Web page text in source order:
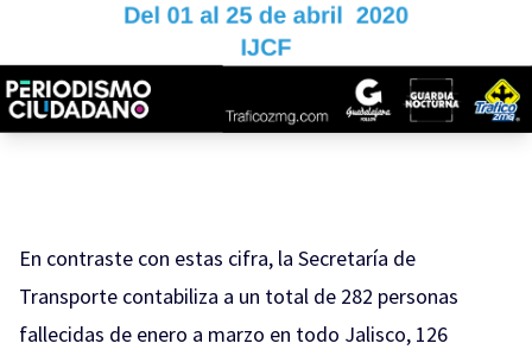
En contraste con estas cifra, la Secretaría de
Transporte contabiliza a un total de 282 personas
fallecidas de enero a marzo en todo Jalisco, 126